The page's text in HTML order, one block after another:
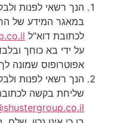
הנך רשאי לפנות
במאגר המידע של
לכתובת דוא"ל
על ידי בא כוחך
אפוטרופוס שמונה לך
הנך רשאי לפנות
שליחת בקשה